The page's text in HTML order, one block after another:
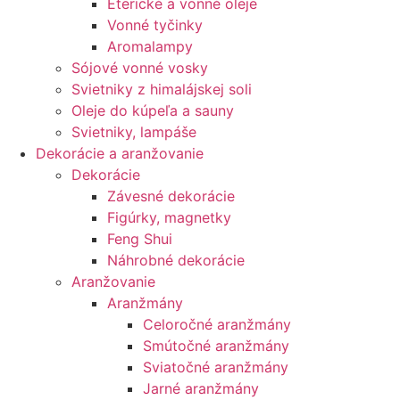
Éterické a vonné oleje
Vonné tyčinky
Aromalampy
Sójové vonné vosky
Svietniky z himalájskej soli
Oleje do kúpeľa a sauny
Svietniky, lampáše
Dekorácie a aranžovanie
Dekorácie
Závesné dekorácie
Figúrky, magnetky
Feng Shui
Náhrobné dekorácie
Aranžovanie
Aranžmány
Celoročné aranžmány
Smútočné aranžmány
Sviatočné aranžmány
Jarné aranžmány